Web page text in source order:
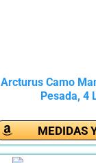
Arcturus Camo
Pesada, 4
MEDIDAS